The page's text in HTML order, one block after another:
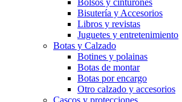
Bolsos y cinturones
Bisutería y Accesorios
Libros y revistas
Juguetes y entretenimiento
Botas y Calzado
Botines y polainas
Botas de montar
Botas por encargo
Otro calzado y accesorios
Cascos y protecciones